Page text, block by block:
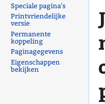
Speciale pagina's
Printvriendelijke
versie
Permanente
koppeling
Paginagegevens
Eigenschappen
bekijken